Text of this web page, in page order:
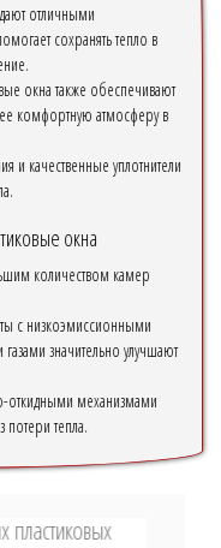
отличными
сохранять тепло в
окна также обеспечивают
комфортную атмосферу в
и качественные уплотнители
окна
количеством камер
с низкоэмиссионными
значительно улучшают
откидными механизмами
потери тепла.
пластиковых